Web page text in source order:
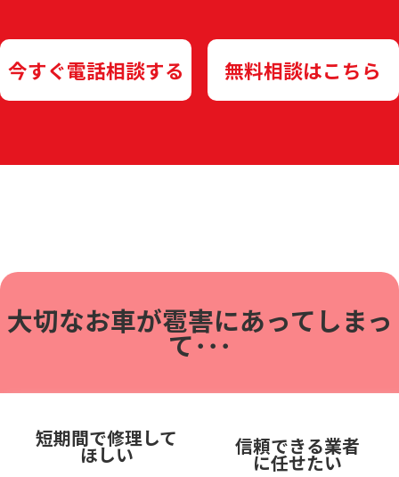
今すぐ電話相談する 無料相談はこちら
大切なお車が雹害にあってしまっ
て･･･
短期間で修理して
ほしい
信頼できる業者
に任せたい